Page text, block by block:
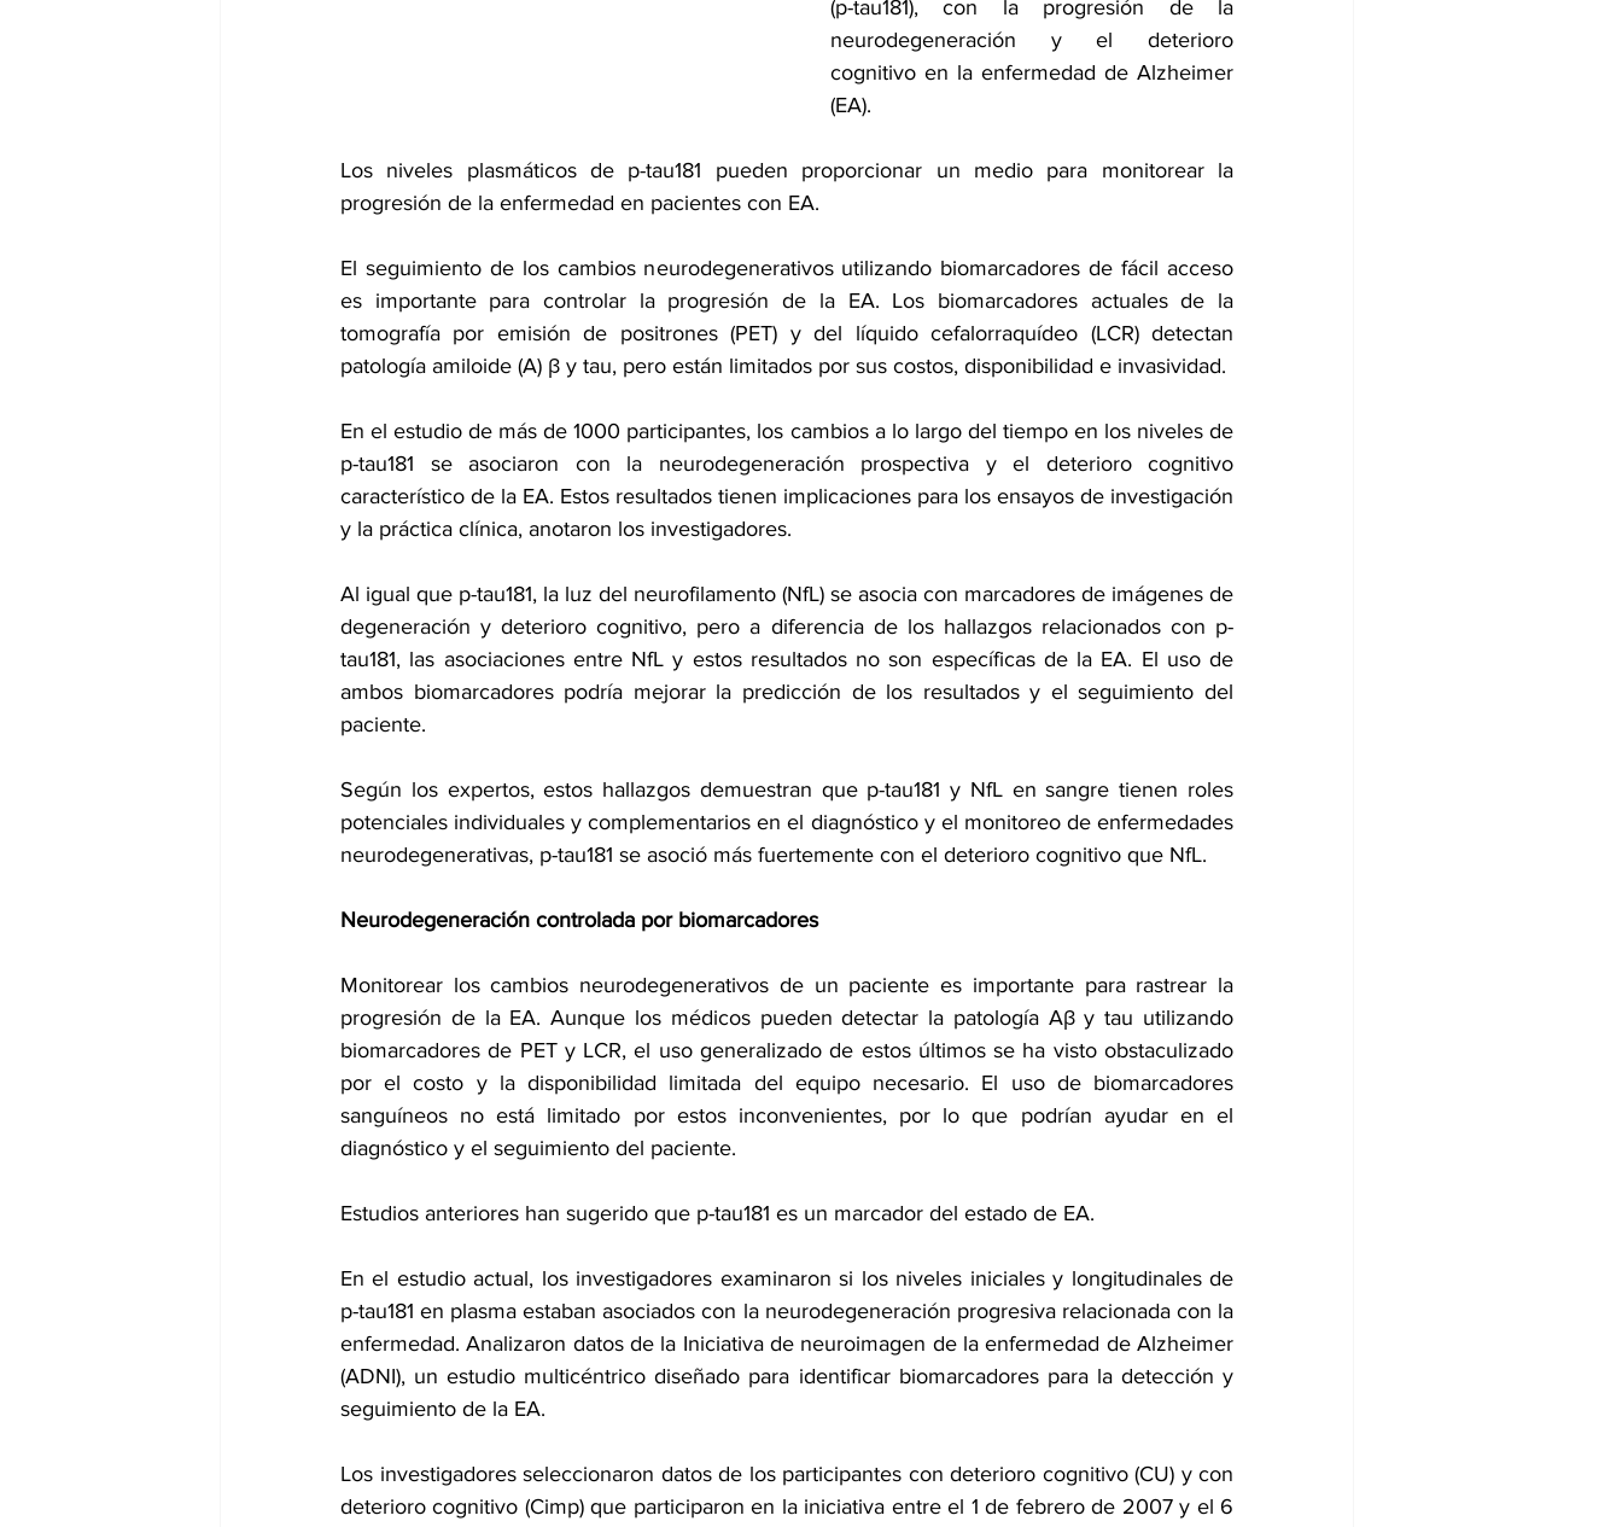
(p-tau181), con la progresión de la
neurodegeneración y el deterioro
cognitivo en la enfermedad de Alzheimer
(EA).
Los niveles plasmáticos de p-tau181 pueden proporcionar un medio para monitorear la
progresión de la enfermedad en pacientes con EA.
El seguimiento de los cambios neurodegenerativos utilizando biomarcadores de fácil acceso
es importante para controlar la progresión de la EA. Los biomarcadores actuales de la
tomografía por emisión de positrones (PET) y del líquido cefalorraquídeo (LCR) detectan
patología amiloide (A) β y tau, pero están limitados por sus costos, disponibilidad e invasividad.
En el estudio de más de 1000 participantes, los cambios a lo largo del tiempo en los niveles de
p-tau181 se asociaron con la neurodegeneración prospectiva y el deterioro cognitivo
característico de la EA. Estos resultados tienen implicaciones para los ensayos de investigación
y la práctica clínica, anotaron los investigadores.
Al igual que p-tau181, la luz del neurofilamento (NfL) se asocia con marcadores de imágenes de
degeneración y deterioro cognitivo, pero a diferencia de los hallazgos relacionados con p-
tau181, las asociaciones entre NfL y estos resultados no son específicas de la EA. El uso de
ambos biomarcadores podría mejorar la predicción de los resultados y el seguimiento del
paciente.
Según los expertos, estos hallazgos demuestran que p-tau181 y NfL en sangre tienen roles
potenciales individuales y complementarios en el diagnóstico y el monitoreo de enfermedades
neurodegenerativas, p-tau181 se asoció más fuertemente con el deterioro cognitivo que NfL.
Neurodegeneración controlada por biomarcadores
Monitorear los cambios neurodegenerativos de un paciente es importante para rastrear la
progresión de la EA. Aunque los médicos pueden detectar la patología Aβ y tau utilizando
biomarcadores de PET y LCR, el uso generalizado de estos últimos se ha visto obstaculizado
por el costo y la disponibilidad limitada del equipo necesario. El uso de biomarcadores
sanguíneos no está limitado por estos inconvenientes, por lo que podrían ayudar en el
diagnóstico y el seguimiento del paciente.
Estudios anteriores han sugerido que p-tau181 es un marcador del estado de EA.
En el estudio actual, los investigadores examinaron si los niveles iniciales y longitudinales de
p-tau181 en plasma estaban asociados con la neurodegeneración progresiva relacionada con la
enfermedad. Analizaron datos de la Iniciativa de neuroimagen de la enfermedad de Alzheimer
(ADNI), un estudio multicéntrico diseñado para identificar biomarcadores para la detección y
seguimiento de la EA.
Los investigadores seleccionaron datos de los participantes con deterioro cognitivo (CU) y con
deterioro cognitivo (Cimp) que participaron en la iniciativa entre el 1 de febrero de 2007 y el 6